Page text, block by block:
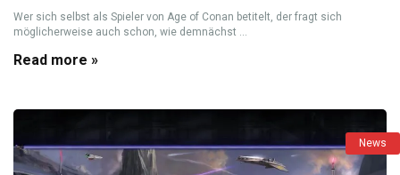
Wer sich selbst als Spieler von Age of Conan betitelt, der fragt sich
möglicherweise auch schon, wie demnächst ...
Read more »
News